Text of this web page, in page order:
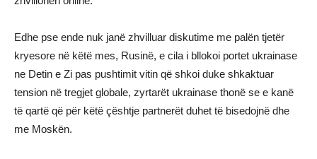
Edhe pse ende nuk janë zhvilluar diskutime me palën tjetër
kryesore në këtë mes, Rusinë, e cila i bllokoi portet ukrainase
ne Detin e Zi pas pushtimit vitin që shkoi duke shkaktuar
tension në tregjet globale, zyrtarët ukrainase thonë se e kanë
të qartë që për këtë çështje partnerët duhet të bisedojnë dhe
me Moskën.